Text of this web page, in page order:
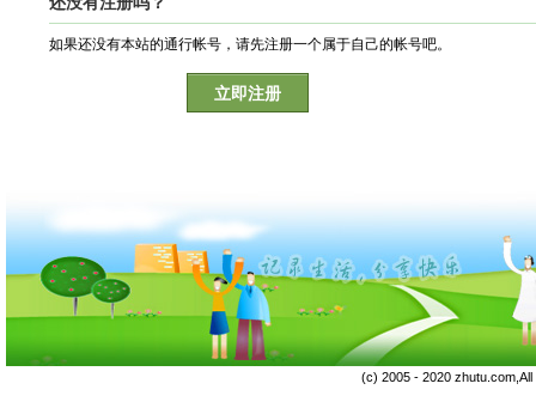
如果还没有本站的通行帐号，请先注册一个属于自己的帐号吧。
立即注册
(c) 2005 - 2020